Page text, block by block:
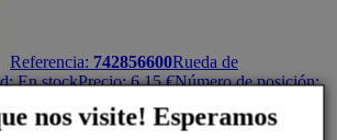
Referencia: 742856600Rueda de
En stockPrecio:6,15€Número de posición:
nos visite! Esperamos